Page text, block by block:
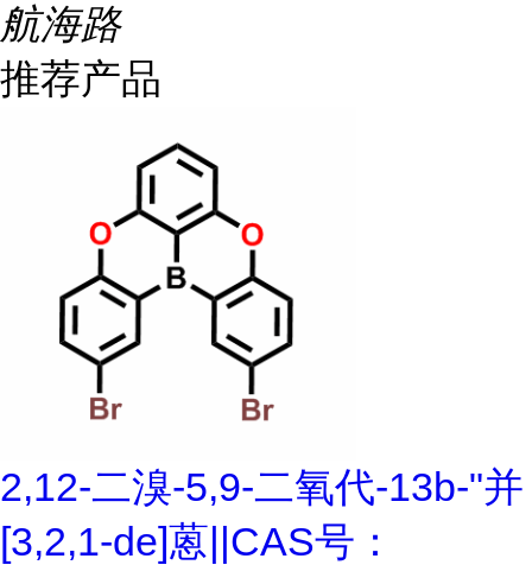
航海路
推荐产品
2,12-二溴-5,9-二氧代-13b-"并
[3,2,1-de]蒽||CAS号：